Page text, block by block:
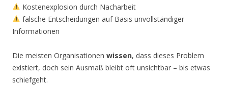
Kostenexplosion durch Nacharbeit
falsche Entscheidungen auf Basis unvollständiger
Informationen
Die meisten Organisationen wissen, dass dieses Problem
existiert, doch sein Ausmaß bleibt oft unsichtbar – bis etwas
schiefgeht.